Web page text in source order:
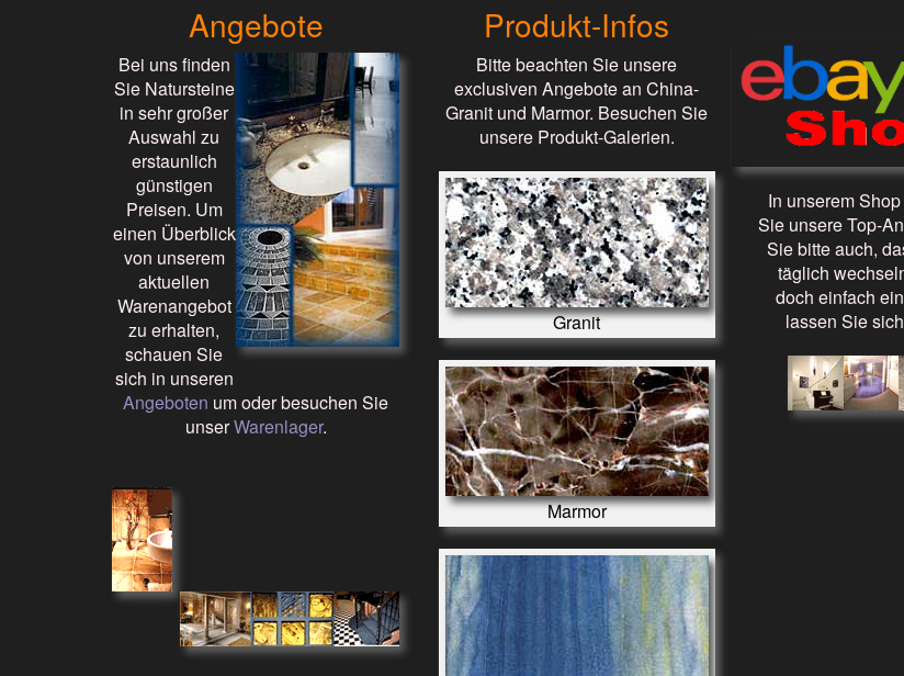
Angebote
Bei uns finden
Sie Natursteine
in sehr großer
Auswahl zu
erstaunlich
günstigen
Preisen. Um
einen Überblick
von unserem
aktuellen
Warenangebot
zu erhalten,
schauen Sie
sich in unseren
Angeboten um oder besuchen Sie
unserWarenlager.
Produkt-Infos
Bitte beachten Sie unsere
exclusiven Angebote an China-
Granit und Marmor. Besuchen Sie
unsere Produkt-Galerien.
Granit
Marmor
In unserem
Sie unsere Top-
Sie bitte auch,
täglich
doch einfach
lassen Sie